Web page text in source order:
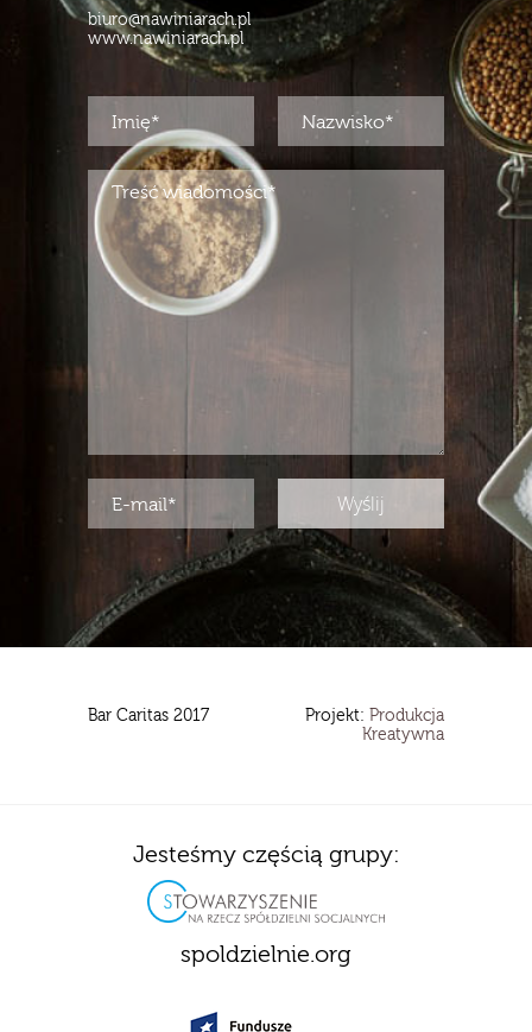
biuro@nawiniarach.pl
www.nawiniarach.pl
Bar Caritas 2017 Projekt: Produkcja
Kreatywna
Jesteśmy częścią grupy:
spoldzielnie.org